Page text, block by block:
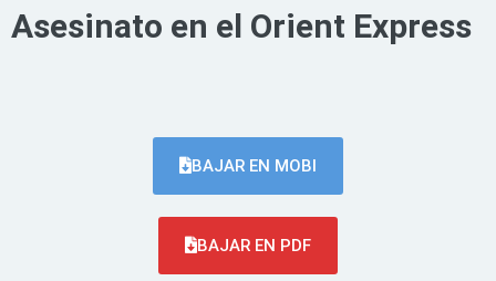
Asesinato en el Orient Express
BAJAR EN MOBI
BAJAR EN PDF